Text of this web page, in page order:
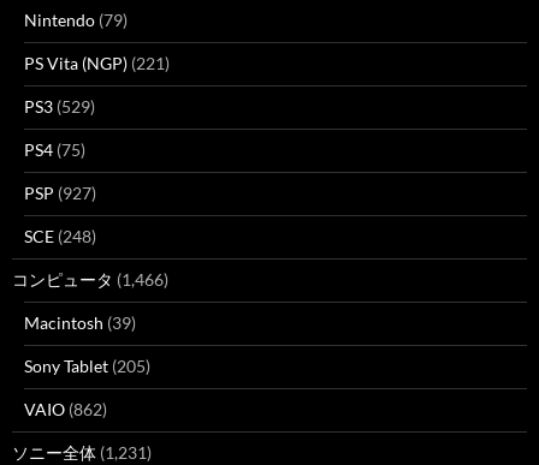
Nintendo (79)
PS Vita (NGP) (221)
PS3 (529)
PS4 (75)
PSP (927)
SCE (248)
コンピュータ (1,466)
Macintosh (39)
Sony Tablet (205)
VAIO (862)
ソニー全体 (1,231)